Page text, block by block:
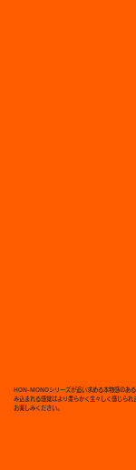
HON-MONOシリーズが追い求める本物感のあ
み込まれる感覚はより柔らかく生々しく感じら
お楽しみください。